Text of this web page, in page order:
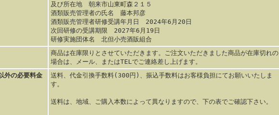
及び所在地 朝来市山東町森２１５
酒類販売管理者の氏名 藤本邦彦
酒類販売管理者研修受講年月日 2024年6月20日
次回研修の受講期限 2027年6月19日
研修実施団体名 北但小売酒販組合
商品は在庫限りとさせていただきます。ご注文いただきました商品が在庫切れの
場合は、メール、またはTELでご連絡差し上げます。
外の必要料金
送料、代金引換手数料(300円)、振込手数料はお客様負担にてお願いいたしま
す。
送料は、地域、ご購入本数によって異なりますので、下の表でご確認下さい。